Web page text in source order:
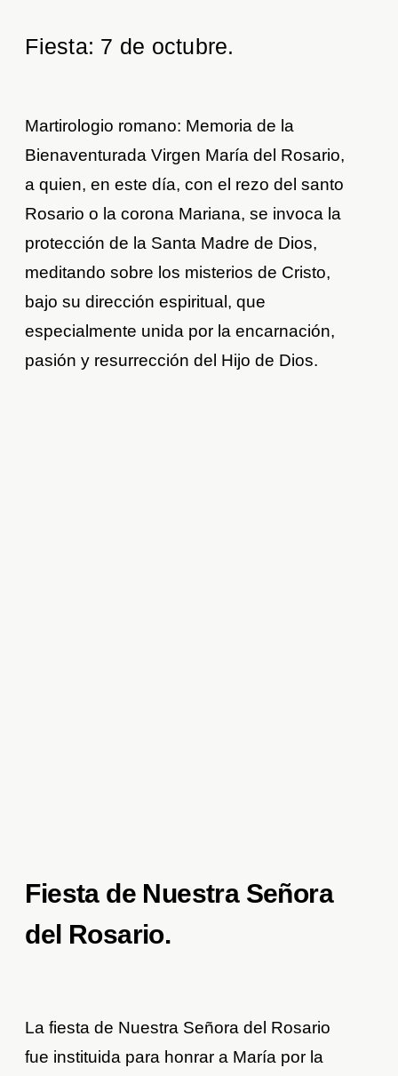
Fiesta: 7 de octubre.
Martirologio romano: Memoria de la
Bienaventurada Virgen María del Rosario,
a quien, en este día, con el rezo del santo
Rosario o la corona Mariana, se invoca la
protección de la Santa Madre de Dios,
meditando sobre los misterios de Cristo,
bajo su dirección espiritual, que
especialmente unida por la encarnación,
pasión y resurrección del Hijo de Dios.
Fiesta de Nuestra Señora
del Rosario.
La fiesta de Nuestra Señora del Rosario
fue instituida para honrar a María por la